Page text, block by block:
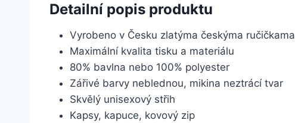
Detailní popis produktu
Vyrobeno v Česku zlatýma českýma ručičkama
Maximální kvalita tisku a materiálu
80% bavlna nebo 100% polyester
Zářivé barvy neblednou, mikina neztrácí tvar
Skvělý unisexový střih
Kapsy, kapuce, kovový zip